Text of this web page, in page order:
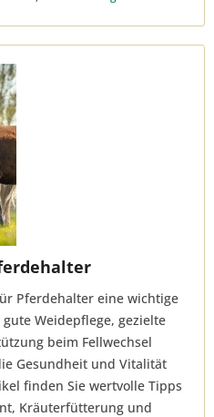
Pferdehalter eine wichtige
Weidepflege, gezielte
beim Fellwechsel
Gesundheit und Vitalität
finden Sie wertvolle Tipps
Kräuterfütterung und